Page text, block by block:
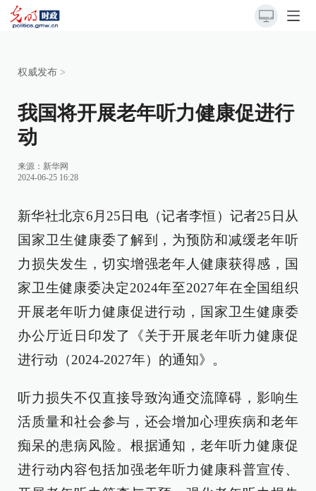
权威发布 >
我国将开展老年听力健康促进行
动
来源： 新华网
2024-06-25 16:28
新华社北京6月25日电（记者李恒）记者25日从
国家卫生健康委了解到，为预防和减缓老年听
力损失发生，切实增强老年人健康获得感，国
家卫生健康委决定2024年至2027年在全国组织
开展老年听力健康促进行动，国家卫生健康委
办公厅近日印发了《关于开展老年听力健康促
进行动（2024-2027年）的通知》。
听力损失不仅直接导致沟通交流障碍，影响生
活质量和社会参与，还会增加心理疾病和老年
痴呆的患病风险。根据通知，老年听力健康促
进行动内容包括加强老年听力健康科普宣传、